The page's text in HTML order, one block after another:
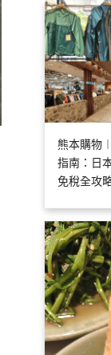
熊本購物
指南：日
免稅全攻